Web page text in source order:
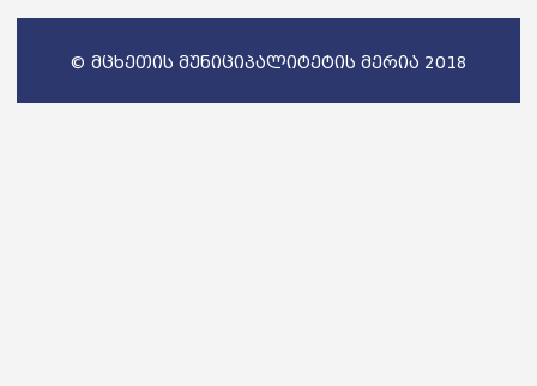
© მცხეთის მუნიციპალიტეტის მერია 2018